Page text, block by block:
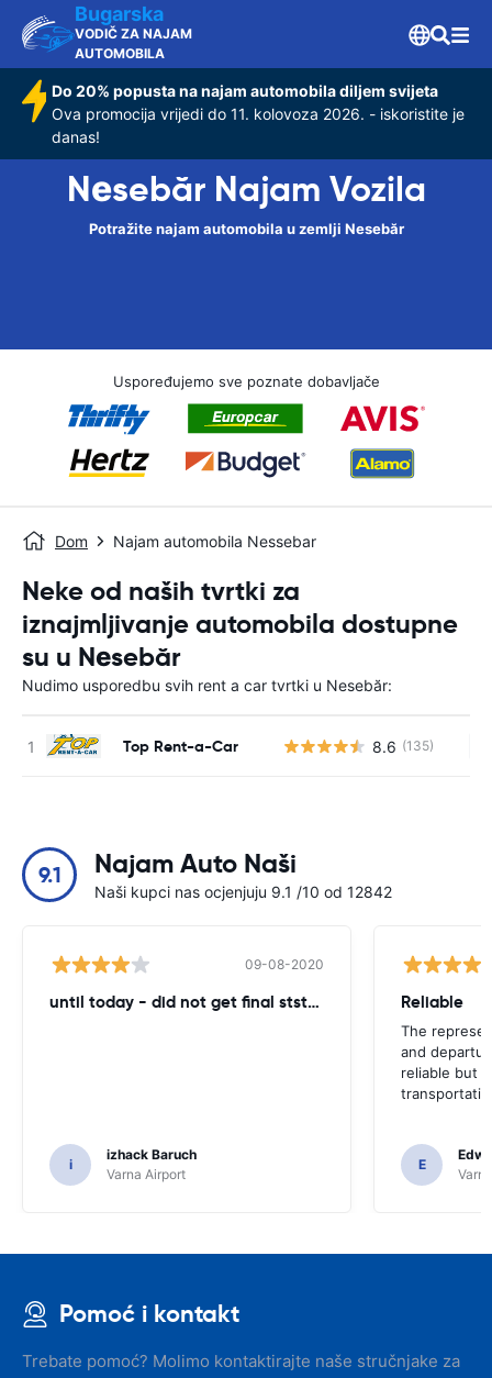
Bugarska
VODIČ ZA NAJAM
AUTOMOBILA
Do 20% popusta na najam automobila diljem svijeta
Ova promocija vrijedi do 11. kolovoza 2026. - iskoristite je
danas!
Nеsebăr Najam Vozila
Potražite najam automobila u zemlji Nеsebăr
Uspoređujemo sve poznate dobavljače
Dom Najam automobila Nessebar
Neke od naših tvrtki za
iznajmljivanje automobila dostupne
su u Nеsebăr
Nudimo usporedbu svih rent a car tvrtki u Nеsebăr:
Top Rent-a-Car 8.6 (135)
9.1 Najam Auto Naši
Naši kupci nas ocjenjuju 9.1 /10 od 12842
09-08-2020
until today - did not get final ststemant of the rent !!
i
izhack Baruch
Varna Airport
Reliable
The
and
reliable but
E
Pomoć i kontakt
Trebate pomoć? Molimo kontaktirajte naše stručnjake za